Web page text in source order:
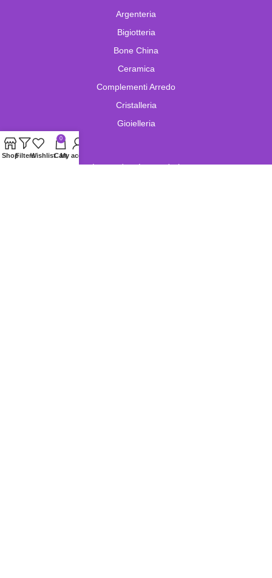
Argenteria
Bigiotteria
Bone China
Ceramica
Complementi Arredo
Cristalleria
Gioielleria
Lampade e Lampadari
ShopFiltersWishlist
0
CartMy account